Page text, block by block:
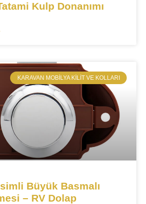
Kulp Donanımı
​KARAVAN MOBILYA KILIT VE KOLLARI
Büyük Basmalı
– RV Dolap